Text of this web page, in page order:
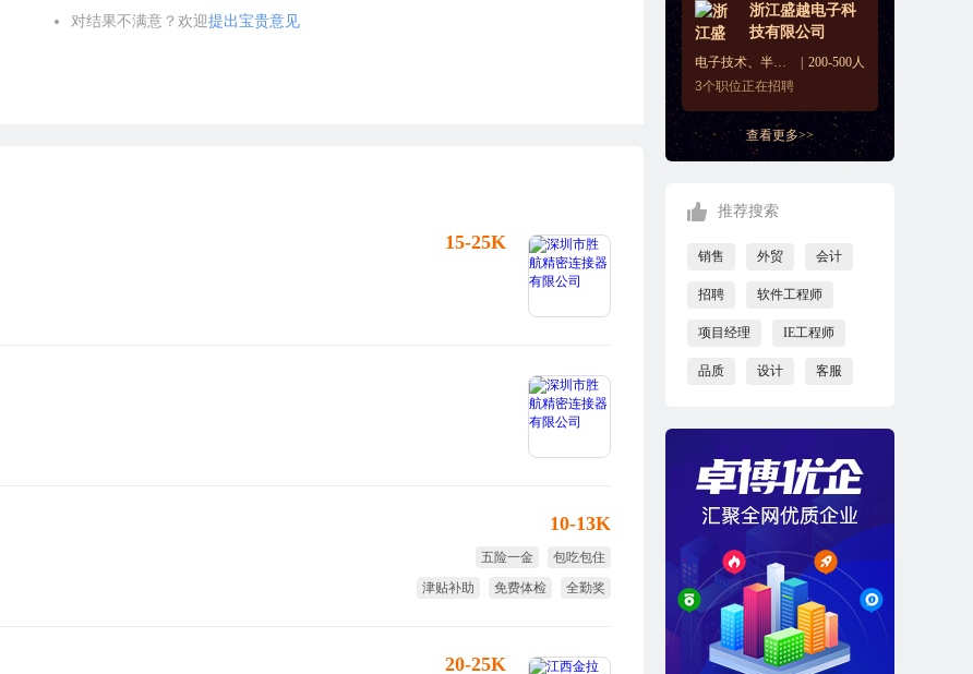
浙江盛越电子科
技有限公司
电子技术、半导体、集成电路
200-500人
3个职位正在招聘
查看更多>>
推荐搜索
销售 外贸 会计
招聘 软件工程师
项目经理 IE工程师
品质 设计 客服
对结果不满意？欢迎提出宝贵意见
15-25K
10-13K
五险一金
包吃包住
津贴补助
免费体检
全勤奖
20-25K